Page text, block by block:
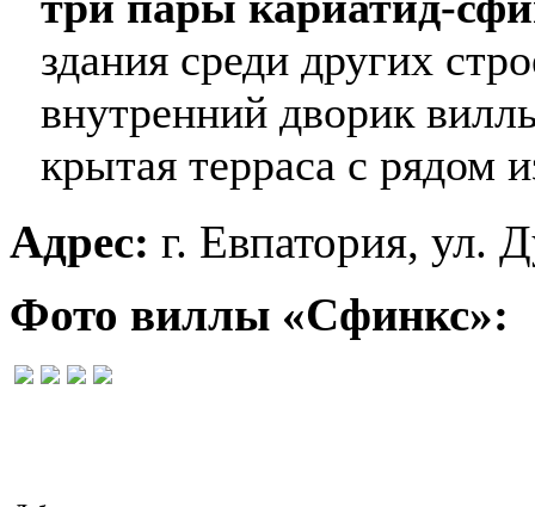
здания среди других
внутренний дворик
крытая терраса с рядом
Адрес: г. Евпатория, ул.
Фото виллы «Сфинкс»: